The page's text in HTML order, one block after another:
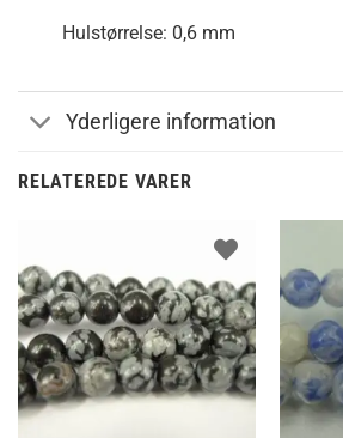
Hulstørrelse: 0,6 mm
Yderligere information
RELATEREDE VARER